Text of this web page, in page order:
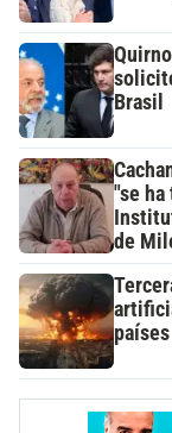
Brasil
"se ha
de